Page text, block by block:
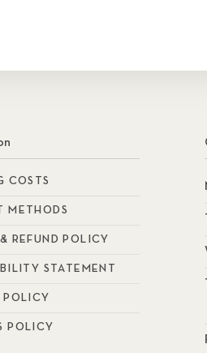
COSTS
METHODS
REFUND POLICY
STATEMENT
POLICY
POLICY